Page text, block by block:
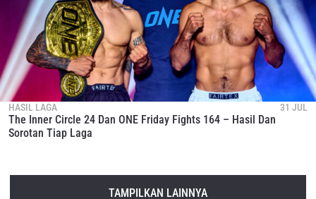
HASIL LAGA 31 JUL
The Inner Circle 24 Dan ONE Friday Fights 164 – Hasil Dan
Sorotan Tiap Laga
TAMPILKAN LAINNYA